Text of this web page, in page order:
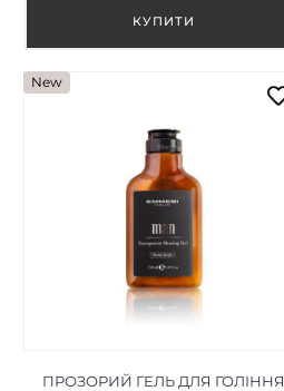
New
ПРОЗОРИЙ ГЕЛЬ ДЛЯ ГОЛІННЯ